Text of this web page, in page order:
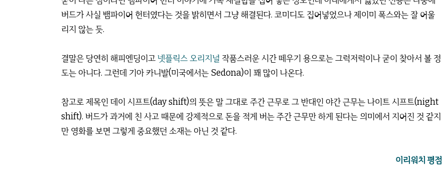
버드가 사실 뱀파이어 헌터였다는 것을 밝히면서 그냥 해결된다. 코미디도 집어넣었으나 제이미 폭스와는 잘 어울
리지 않는 듯.
결말은 당연히 해피엔딩이고넷플릭스 오리지널 작품스러운 시간 떼우기 용으로는 그럭저럭이나 굳이 찾아서 볼 정
도는 아니다. 그런데 기아 카니발(미국에서는 Sedona)이 꽤 많이 나온다.
참고로 제목인 데이 시프트(day shift)의 뜻은 말 그대로 주간 근무로 그 반대인 야간 근무는 나이트 시프트(night
shift). 버드가 과거에 친 사고 때문에 강제적으로 돈을 적게 버는 주간 근무만 하게 된다는 의미에서 지어진 것 같지
만 영화를 보면 그렇게 중요했던 소재는 아닌 것 같다.
이리워치 평점